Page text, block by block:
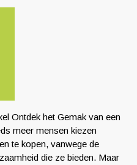
Ontdek het Gemak van een
meer mensen kiezen
te kopen, vanwege de
die ze bieden. Maar